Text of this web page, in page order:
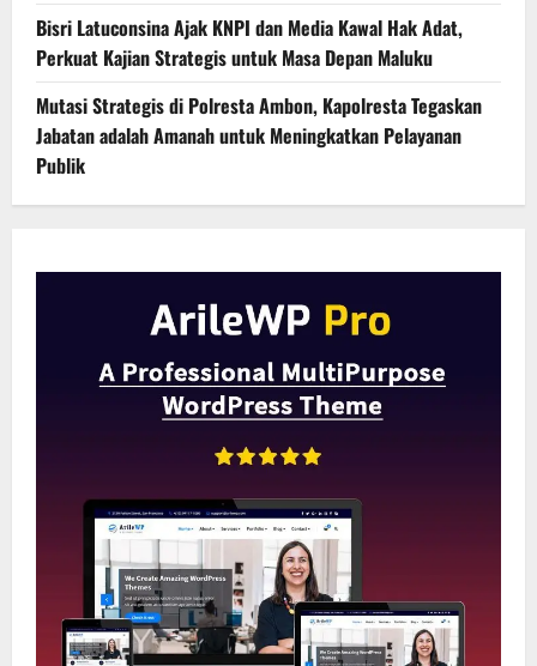
Bisri Latuconsina Ajak KNPI dan Media Kawal Hak Adat,
Perkuat Kajian Strategis untuk Masa Depan Maluku
Mutasi Strategis di Polresta Ambon, Kapolresta Tegaskan
Jabatan adalah Amanah untuk Meningkatkan Pelayanan
Publik